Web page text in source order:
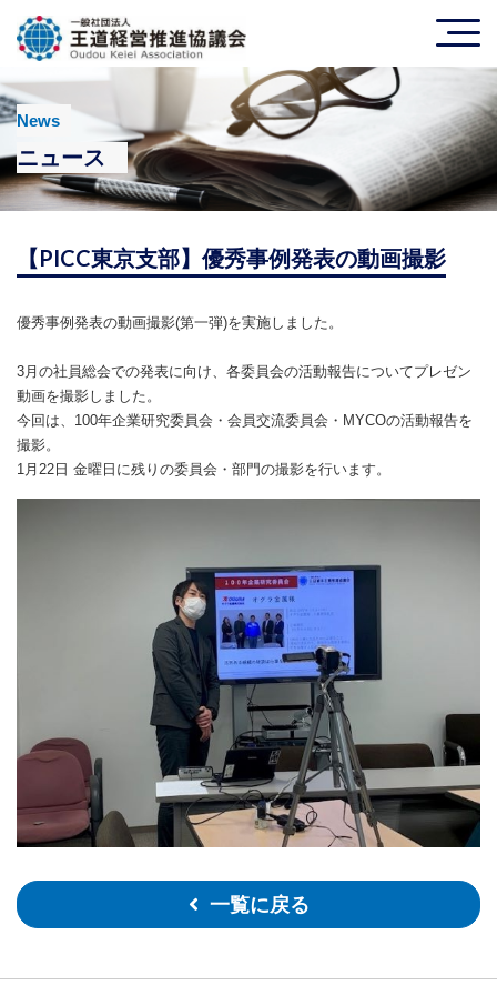
News
ニュース
【PICC東京支部】優秀事例発表の動画撮影
優秀事例発表の動画撮影(第一弾)を実施しました。
3月の社員総会での発表に向け、各委員会の活動報告についてプレゼン
動画を撮影しました。
今回は、100年企業研究委員会・会員交流委員会・MYCOの活動報告を
撮影。
1月22日 金曜日に残りの委員会・部門の撮影を行います。
一覧に戻る